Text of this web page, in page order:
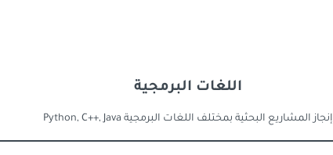
اللغات البرمجية
إنجاز المشاريع البحثية بمختلف اللغات البرمجية Python, C++, Java